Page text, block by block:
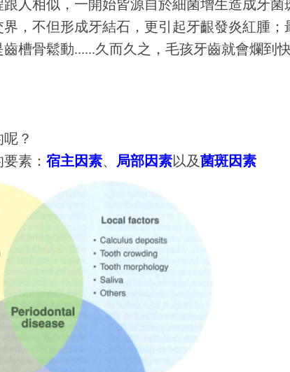
人相似，一開始皆源自於細菌增生造成牙菌
，不但形成牙結石，更引起牙齦發炎紅腫；
槽骨鬆動......久而久之，毛孩牙齒就會爛到
？
素： 宿主因素、 局部因素以及菌斑因素